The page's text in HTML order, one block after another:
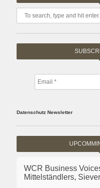
Datenschutz Newsletter
WCR Business
Mittelständlers,